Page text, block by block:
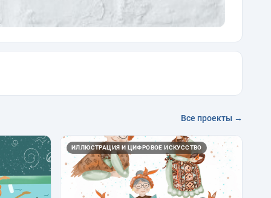
Все проекты →
ИЛЛЮСТРАЦИЯ И ЦИФРОВОЕ ИСКУССТВО